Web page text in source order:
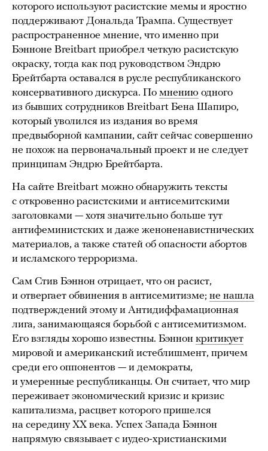
которого используют расистские мемы и яростно
поддерживают Дональда Трампа. Существует
распространенное мнение, что именно при
Бэнноне Breitbart приобрел четкую расистскую
окраску, тогда как под руководством Эндрю
Брейтбарта оставался в русле республиканского
консервативного дискурса. По мнению одного
из бывших сотрудников Breitbart Бена Шапиро,
который уволился из издания во время
предвыборной кампании, сайт сейчас совершенно
не похож на первоначальный проект и не следует
принципам Эндрю Брейтбарта.
На сайте Breitbart можно обнаружить тексты
с откровенно расистскими и антисемитскими
заголовками — хотя значительно больше тут
антифеминистских и даже женоненавистнических
материалов, а также статей об опасности абортов
и исламского терроризма.
Сам Стив Бэннон отрицает, что он расист,
и отвергает обвинения в антисемитизме; не нашла
подтверждений этому и Антидиффамационная
лига, занимающаяся борьбой с антисемитизмом.
Его взгляды хорошо известны. Бэннон критикует
мировой и американский истеблишмент, причем
среди его оппонентов — и демократы,
и умеренные республиканцы. Он считает, что мир
переживает экономический кризис и кризис
капитализма, расцвет которого пришелся
на середину ХХ века. Успех Запада Бэннон
напрямую связывает с иудео-христианскими